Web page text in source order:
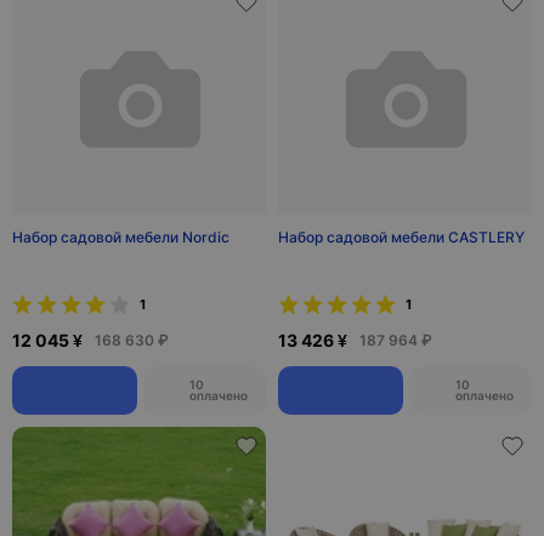
Набор садовой мебели Nordic
1
12 045 ¥ 168 630 ₽
10
оплачено
Набор садовой мебели CASTLERY
1
13 426 ¥ 187 964 ₽
10
оплачено